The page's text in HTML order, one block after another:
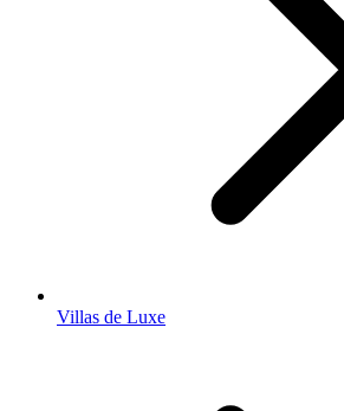
Villas de Luxe